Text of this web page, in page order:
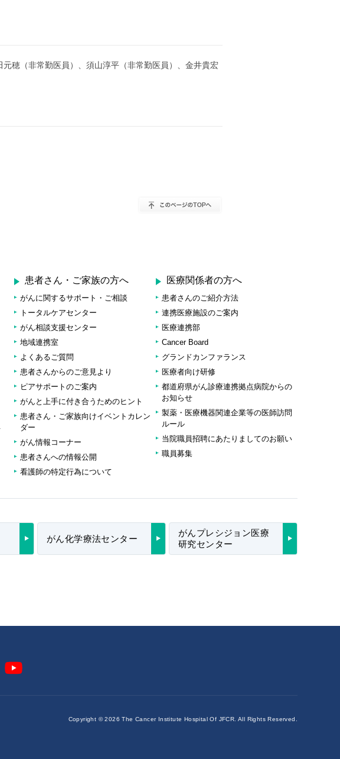
穂（非常勤医員）、須山淳平（非常勤医員）、金井貴宏
患者さん・ご家族の方へ
がんに関するサポート・ご相談
トータルケアセンター
がん相談支援センター
地域連携室
よくあるご質問
患者さんからのご意見より
ピアサポートのご案内
がんと上手に付き合うためのヒント
患者さん・ご家族向けイベントカレン
ダー
がん情報コーナー
患者さんへの情報公開
看護師の特定行為について
医療関係者の方へ
患者さんのご紹介方法
連携医療施設のご案内
医療連携部
Cancer Board
グランドカンファランス
医療者向け研修
都道府県がん診療連携拠点病院からの
お知らせ
製薬・医療機器関連企業等の医師訪問
ルール
当院職員招聘にあたりましてのお願い
職員募集
がん化学療法センター
がんプレシジョン医療
研究センター
Copyright ©2026 The Cancer Institute Hospital Of JFCR. All Rights Reserved.